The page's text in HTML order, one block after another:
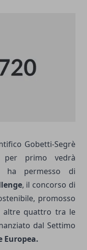
Gobetti-Segrè
primo vedrà
ha permesso di
, il concorso di
promosso
altre quattro tra le
dal Settimo
Europea.